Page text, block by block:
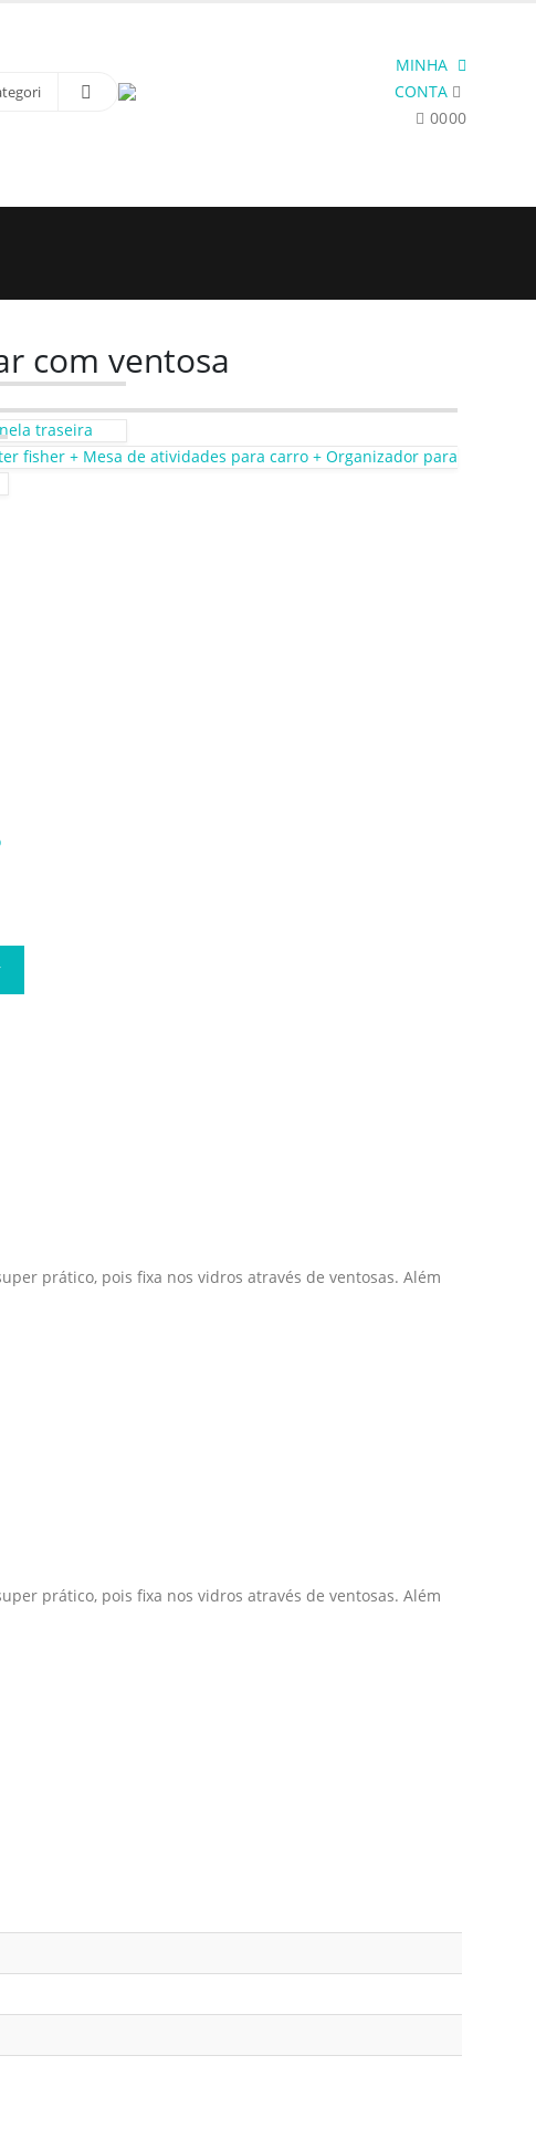
MINHA
CONTA
0000
com ventosa
traseira
fisher + Mesa de atividades para carro + Organizador para
prático, pois fixa nos vidros através de ventosas. Além
prático, pois fixa nos vidros através de ventosas. Além